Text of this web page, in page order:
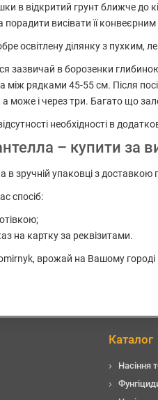
в відкритий грунт ближче до
висівати її
освітлену ділянку з
зазвичай в борозенки
між рядками 45-55 см. Після
може і через три. Багато що
необхідності в
– купити за
в зручній упаковці з
спосіб:
на картку за реквізитами.
врожай на Вашому
Каталог
Насіння